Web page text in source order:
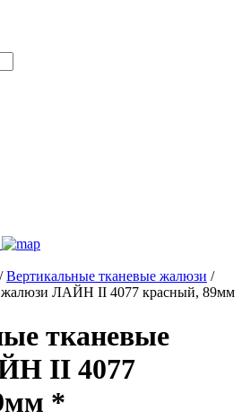
/ Вертикальные тканевые жалюзи /
жалюзи ЛАЙН II 4077 красный, 89мм
тканевые
II 4077
*